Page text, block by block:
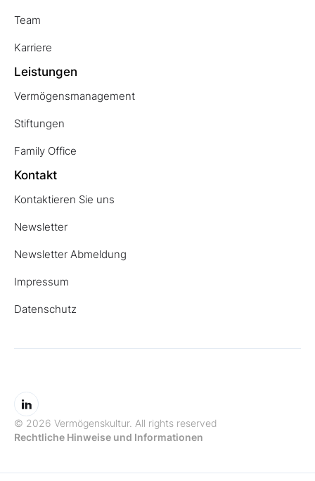
Team
Karriere
Leistungen
Vermögensmanagement
Stiftungen
Family Office
Kontakt
Kontaktieren Sie uns
Newsletter
Newsletter Abmeldung
Impressum
Datenschutz
© 2026 Vermögenskultur. All rights reserved
Rechtliche Hinweise und Informationen